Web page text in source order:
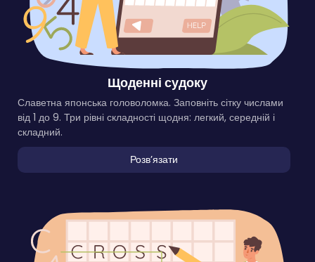
Щоденні судоку
Славетна японська головоломка. Заповніть сітку числами
від 1 до 9. Три рівні складності щодня: легкий, середній і
складний.
Розвʼязати